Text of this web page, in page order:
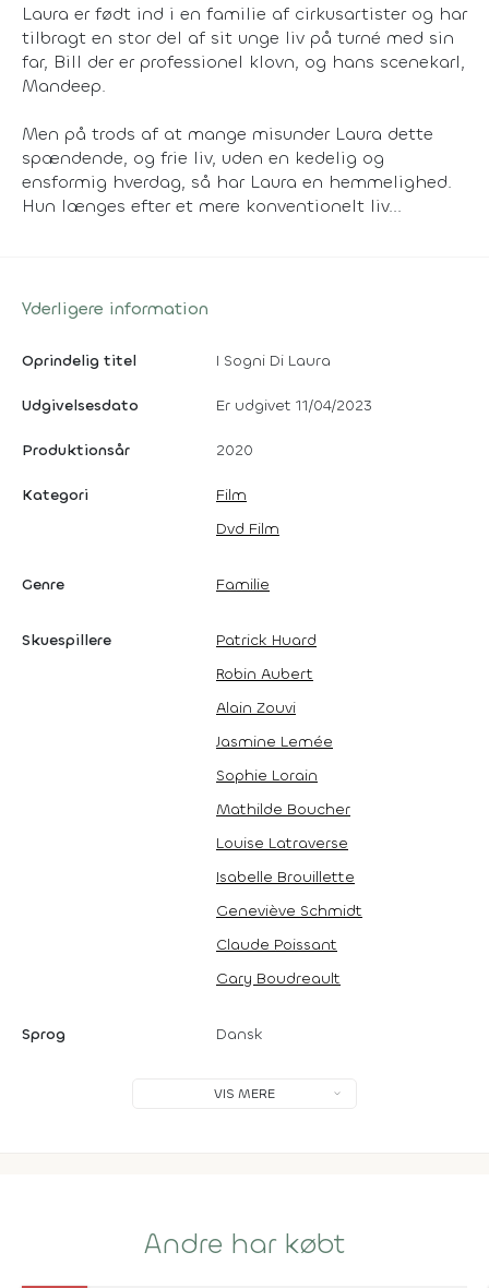
Laura er født ind i en familie af cirkusartister og har
tilbragt en stor del af sit unge liv på turné med sin
far, Bill der er professionel klovn, og hans scenekarl,
Mandeep.
Men på trods af at mange misunder Laura dette
spændende, og frie liv, uden en kedelig og
ensformig hverdag, så har Laura en hemmelighed.
Hun længes efter et mere konventionelt liv...
Yderligere information
Oprindelig titel I Sogni Di Laura
Udgivelsesdato Er udgivet 11/04/2023
Produktionsår 2020
Kategori
Film
Dvd Film
Genre Familie
Skuespillere
Patrick Huard
Robin Aubert
Alain Zouvi
Jasmine Lemée
Sophie Lorain
Mathilde Boucher
Louise Latraverse
Isabelle Brouillette
Geneviève Schmidt
Claude Poissant
Gary Boudreault
Sprog Dansk
VIS MERE
Andre har købt